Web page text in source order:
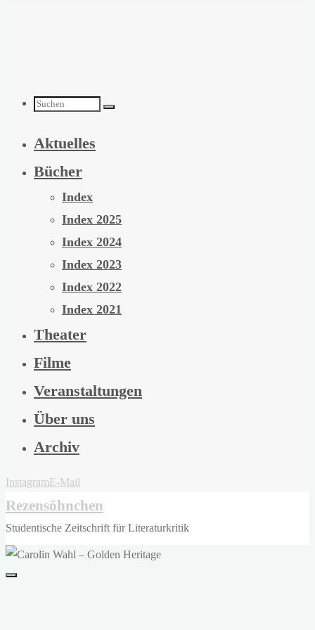
Suchen
nach:
Aktuelles
Bücher
Index
Index 2025
Index 2024
Index 2023
Index 2022
Index 2021
Theater
Filme
Veranstaltungen
Über uns
Archiv
InstagramE-Mail
Rezensöhnchen
Studentische Zeitschrift für Literaturkritik